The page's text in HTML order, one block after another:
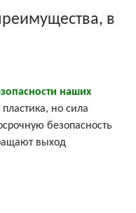
в
наших
но сила
безопасность
выход